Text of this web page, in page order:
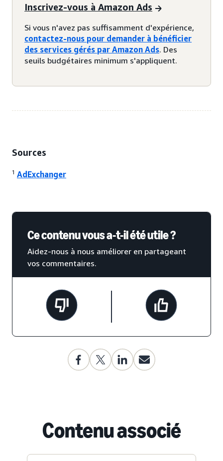
Inscrivez-vous à Amazon Ads
Si vous n'avez pas suffisamment d'expérience,
contactez-nous pour demander à bénéficier
des services gérés par Amazon Ads. Des
seuils budgétaires minimum s'appliquent.
Sources
1 AdExchanger
Ce contenu vous a-t-il été utile ?
Aidez-nous à nous améliorer en partageant
vos commentaires.
Contenu associé